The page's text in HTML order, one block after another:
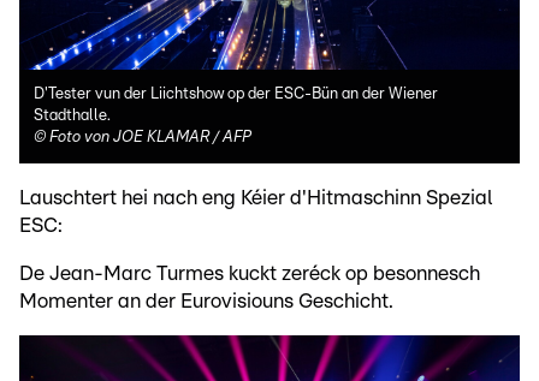
D'Tester vun der Liichtshow op der ESC-Bün an der Wiener
Stadthalle.
© Foto von JOE KLAMAR / AFP
Lauschtert hei nach eng Kéier d'Hitmaschinn Spezial
ESC:
De Jean-Marc Turmes kuckt zeréck op besonnesch
Momenter an der Eurovisiouns Geschicht.